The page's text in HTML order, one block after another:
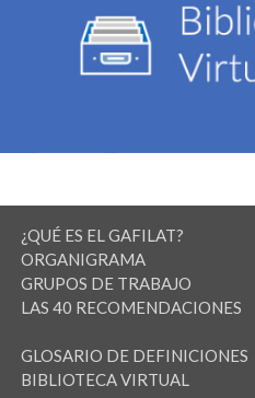
¿QUÉ ES EL GAFILAT?
ORGANIGRAMA
GRUPOS DE TRABAJO
LAS 40 RECOMENDACIONES
GLOSARIO DE DEFINICIONES
BIBLIOTECA VIRTUAL